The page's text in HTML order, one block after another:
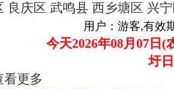
良庆区 武鸣县 西乡塘区 兴
用户：游客,有效
今天2026年08月07日(
圩
看更多